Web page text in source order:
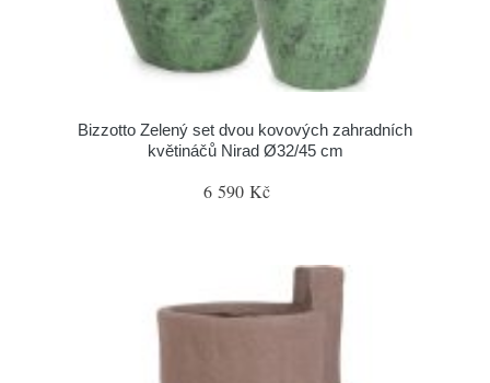
Bizzotto Zelený set dvou kovových zahradních
květináčů Nirad Ø32/45 cm
6 590 Kč